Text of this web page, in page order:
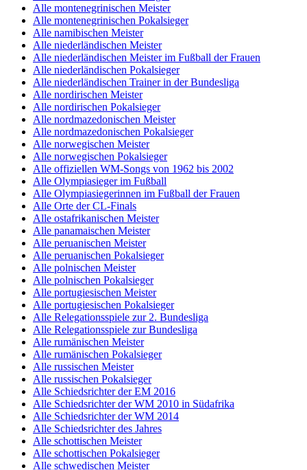
Alle montenegrinischen Meister
Alle montenegrinischen Pokalsieger
Alle namibischen Meister
Alle niederländischen Meister
Alle niederländischen Meister im Fußball der Frauen
Alle niederländischen Pokalsieger
Alle niederländischen Trainer in der Bundesliga
Alle nordirischen Meister
Alle nordirischen Pokalsieger
Alle nordmazedonischen Meister
Alle nordmazedonischen Pokalsieger
Alle norwegischen Meister
Alle norwegischen Pokalsieger
Alle offiziellen WM-Songs von 1962 bis 2002
Alle Olympiasieger im Fußball
Alle Olympiasiegerinnen im Fußball der Frauen
Alle Orte der CL-Finals
Alle ostafrikanischen Meister
Alle panamaischen Meister
Alle peruanischen Meister
Alle peruanischen Pokalsieger
Alle polnischen Meister
Alle polnischen Pokalsieger
Alle portugiesischen Meister
Alle portugiesischen Pokalsieger
Alle Relegationsspiele zur 2. Bundesliga
Alle Relegationsspiele zur Bundesliga
Alle rumänischen Meister
Alle rumänischen Pokalsieger
Alle russischen Meister
Alle russischen Pokalsieger
Alle Schiedsrichter der EM 2016
Alle Schiedsrichter der WM 2010 in Südafrika
Alle Schiedsrichter der WM 2014
Alle Schiedsrichter des Jahres
Alle schottischen Meister
Alle schottischen Pokalsieger
Alle schwedischen Meister